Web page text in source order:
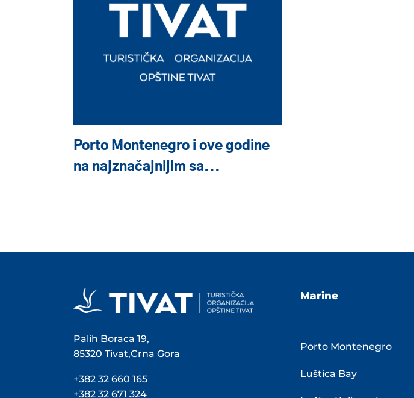
Porto Montenegro i ove godine
na najznačajnijim sa...
Palih Boraca 19,
85320 Tivat,Crna Gora
+382 32 660 165
+382 32 671 324
Marine
Porto Montenegro
Luštica Bay